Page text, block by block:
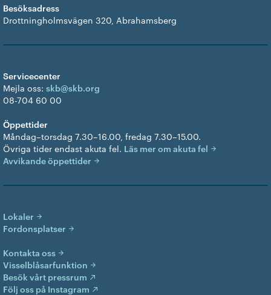
Besöksadress
Drottningholmsvägen 320, Abrahamsberg
Servicecenter
Mejla oss: skb@skb.org
08-704 60 00
Öppettider
Måndag–torsdag 7.30–16.00, fredag 7.30–15.00.
Övriga tider endast akuta fel. Läs mer om akuta fel
Avvikande öppettider
Lokaler
Fordonsplatser
Kontakta oss
Visselblåsarfunktion
Besök vårt pressrum
Följ oss på Instagram